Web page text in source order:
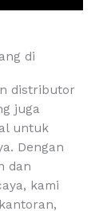
di
distributor
juga
untuk
Dengan
dan
kami